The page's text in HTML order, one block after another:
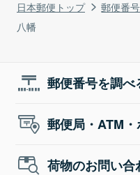
日本郵便トップ 郵便番
八幡
郵便番号を調べ
郵便局・ATM
荷物のお問い合